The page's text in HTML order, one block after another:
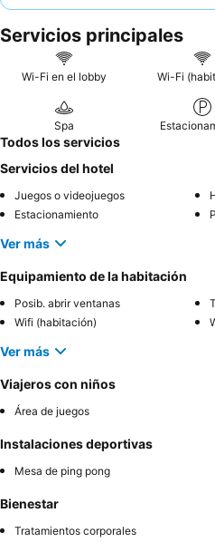
cabaña con zona de barbacoa
Servicios principales
Wi-Fi en el lobby Wi-Fi
Spa
Todos los servicios
Servicios del hotel
Juegos o videojuegos
Estacionamiento
Ver más
Equipamiento de la habitación
Posib. abrir ventanas
Wifi (habitación)
Ver más
Viajeros con niños
Área de juegos
Instalaciones deportivas
Mesa de ping pong
Bienestar
Tratamientos corporales